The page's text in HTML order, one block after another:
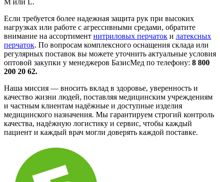
Если требуется более надежная защита рук при высоких
нагрузках или работе с агрессивными средами, обратите
внимание на ассортимент нитриловых перчаток и латексных
перчаток. По вопросам комплексного оснащения склада или
регулярных поставок вы можете уточнить актуальные условия
оптовой закупки у менеджеров БазисМед по телефону: 8 800
200 20 62.
Наша миссия — вносить вклад в здоровье, уверенность и
качество жизни людей, поставляя медицинским учреждениям
и частным клиентам надёжные и доступные изделия
медицинского назначения. Мы гарантируем строгий контроль
качества, надёжную логистику и сервис, чтобы каждый
пациент и каждый врач могли доверять каждой поставке.